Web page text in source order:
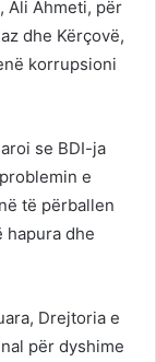
Ali Ahmeti, për
dhe Kërçovë,
korrupsioni
se BDI-ja
e
të përballen
hapura dhe
Drejtoria e
për dyshime